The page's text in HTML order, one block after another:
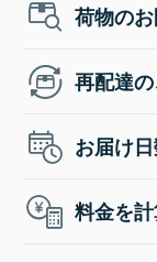
荷物の
再配達
お届け
料金を